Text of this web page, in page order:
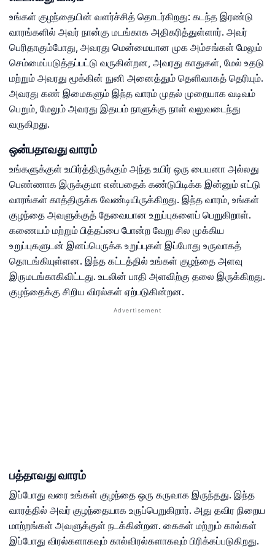
உங்கள் குழந்தையின் வளர்ச்சித் தொடர்கிறது: கடந்த இரண்டு
வாரங்களில் அவர் நான்கு மடங்காக அதிகரித்துள்ளார். அவர்
பெரிதாகும்போது, ​​அவரது மென்மையான முக அம்சங்கள் மேலும்
செம்மைப்படுத்தப்பட்டு வருகின்றன, அவரது காதுகள், மேல் உதடு
மற்றும் அவரது மூக்கின் நுனி அனைத்தும் தெளிவாகத் தெரியும்.
அவரது கண் இமைகளும் இந்த வாரம் முதல் முறையாக வடிவம்
பெறும், மேலும் அவரது இதயம் நாளுக்கு நாள் வலுவடைந்து
வருகிறது.
ஒன்பதாவது வாரம்
உங்களுக்குள் உயிர்த்திருக்கும் அந்த உயிர் ஒரு பையனா அல்லது
பெண்ணாக இருக்குமா என்பதைக் கண்டுபிடிக்க இன்னும் எட்டு
வாரங்கள் காத்திருக்க வேண்டியிருக்கிறது. இந்த வாரம், உங்கள்
குழந்தை அவளுக்குத் தேவையான உறுப்புகளைப் பெறுகிறாள்.
கணையம் மற்றும் பித்தப்பை போன்ற வேறு சில முக்கிய
உறுப்புகளுடன் இனப்பெருக்க உறுப்புகள் இப்போது உருவாகத்
தொடங்கியுள்ளன. இந்த கட்டத்தில் உங்கள் குழந்தை அளவு
இருமடங்காகிவிட்டது. உடலின் பாதி அளவிற்கு தலை இருக்கிறது.
குழந்தைக்கு சிறிய விரல்கள் ஏற்படுகின்றன.
பத்தாவது வாரம்
இப்போது வரை உங்கள் குழந்தை ஒரு கருவாக இருந்தது. இந்த
வாரத்தில் அவர் குழந்தையாக உருப்பெறுகிறார். அது தவிர நிறைய
மாற்றங்கள் அவளுக்குள் நடக்கின்றன. கைகள் மற்றும் கால்கள்
இப்போது விரல்களாகவும் கால்விரல்களாகவும் பிரிக்கப்படுகிறது.